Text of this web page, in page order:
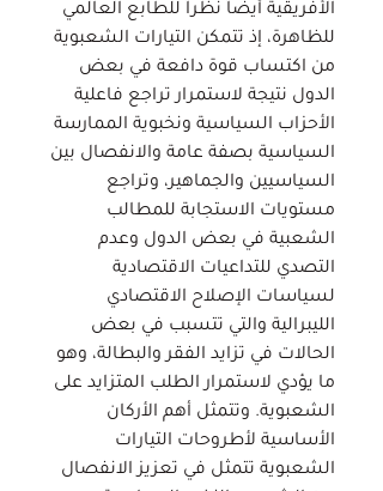
الأفريقية أيضاً نظراً للطابع العالمي
للظاهرة، إذ تتمكن التيارات الشعبوية
من اكتساب قوة دافعة في بعض
الدول نتيجة لاستمرار تراجع فاعلية
الأحزاب السياسية ونخبوية الممارسة
السياسية بصفة عامة والانفصال بين
السياسيين والجماهير، وتراجع
مستويات الاستجابة للمطالب
الشعبية في بعض الدول وعدم
التصدي للتداعيات الاقتصادية
لسياسات الإصلاح الاقتصادي
الليبرالية والتي تتسبب في بعض
الحالات في تزايد الفقر والبطالة، وهو
ما يؤدي لاستمرار الطلب المتزايد على
الشعبوية. وتتمثل أهم الأركان
الأساسية لأطروحات التيارات
الشعبوية تتمثل في تعزيز الانفصال